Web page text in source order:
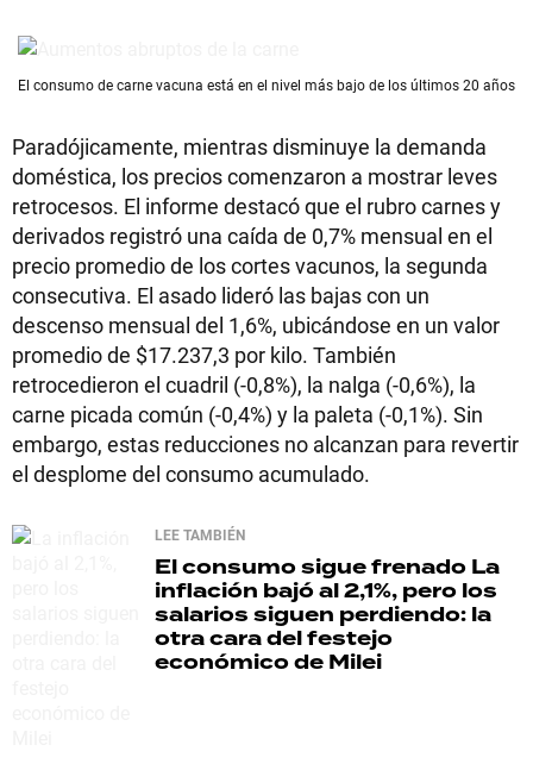
El consumo de carne vacuna está en el nivel más bajo de los últimos 20 años
Paradójicamente, mientras disminuye la demanda
doméstica, los precios comenzaron a mostrar leves
retrocesos. El informe destacó que el rubro carnes y
derivados registró una caída de 0,7% mensual en el
precio promedio de los cortes vacunos, la segunda
consecutiva. El asado lideró las bajas con un
descenso mensual del 1,6%, ubicándose en un valor
promedio de $17.237,3 por kilo. También
retrocedieron el cuadril (-0,8%), la nalga (-0,6%), la
carne picada común (-0,4%) y la paleta (-0,1%). Sin
embargo, estas reducciones no alcanzan para revertir
el desplome del consumo acumulado.
LEE TAMBIÉN
El consumo sigue frenado La
inflación bajó al 2,1%, pero los
salarios siguen perdiendo: la
otra cara del festejo
económico de Milei